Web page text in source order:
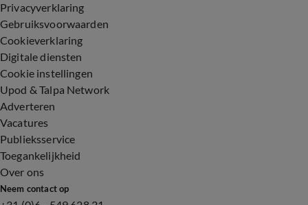
Privacyverklaring
Gebruiksvoorwaarden
Cookieverklaring
Digitale diensten
Cookie instellingen
Upod & Talpa Network
Adverteren
Vacatures
Publieksservice
Toegankelijkheid
Over ons
Neem contact op